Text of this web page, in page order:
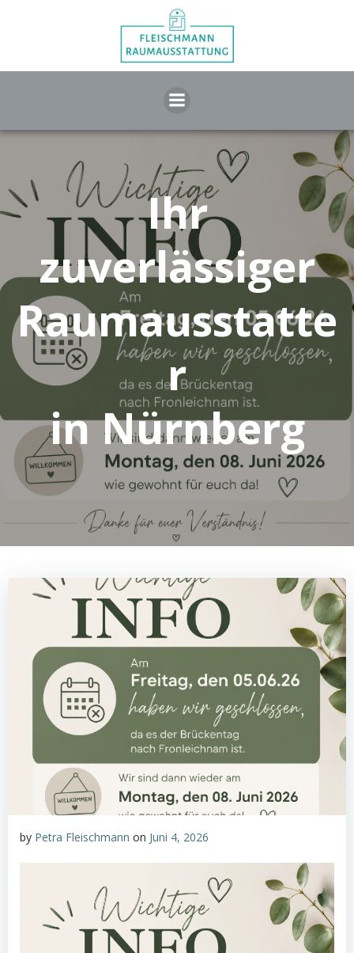
Zum
Inhalt
springen
Ihr
zuverlässiger
Raumausstatte
r
in Nürnberg
by Petra Fleischmann on Juni 4, 2026